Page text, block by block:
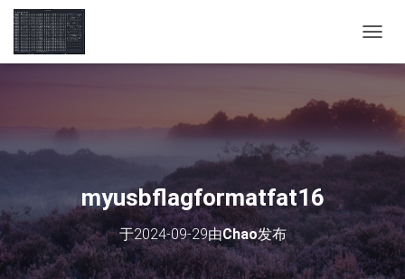
换
myusbflagformatfat16
于2024-09-29由Chao发布